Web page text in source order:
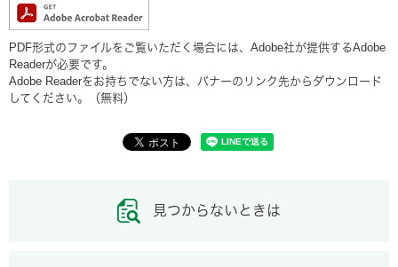
PDF形式のファイルをご覧いただく場合には、Adobe社が提供するAdobe
Readerが必要です。
Adobe Readerをお持ちでない方は、バナーのリンク先からダウンロード
してください。（無料）
見つからないときは